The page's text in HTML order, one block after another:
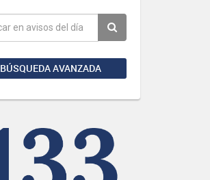
BÚSQUEDA AVANZADA